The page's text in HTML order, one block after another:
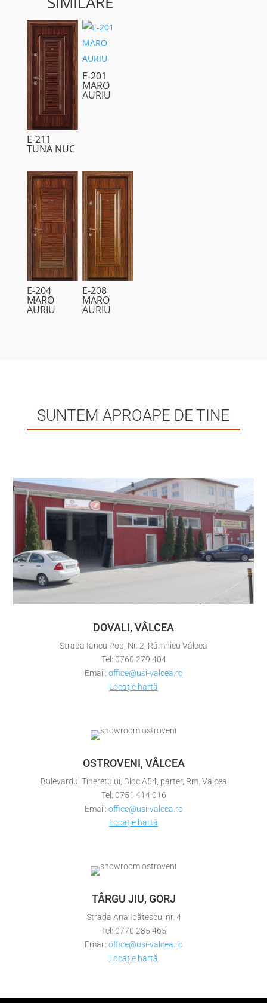
E-211
TUNA NUC
E-201
MARO
AURIU
E-204
MARO
AURIU
E-208
MARO
AURIU
SUNTEM APROAPE DE TINE
DOVALI, VÂLCEA
Strada Iancu Pop, Nr. 2, Râmnicu Vâlcea
Tel: 0760 279 404
Email: office@usi-valcea.ro
Locație hartă
OSTROVENI, VÂLCEA
Bulevardul Tineretului, Bloc A54, parter, Rm. Valcea
Tel: 0751 414 016
Email: office@usi-valcea.ro
Locație hartă
TÂRGU JIU, GORJ
Strada Ana Ipătescu, nr. 4
Tel: 0770 285 465
Email: office@usi-valcea.ro
Locație hartă